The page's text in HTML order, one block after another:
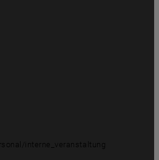
interne_veranstaltung